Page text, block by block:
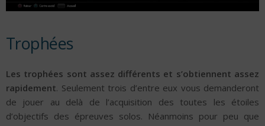
Trophées
Les trophées sont assez différents et s’obtiennent assez
rapidement. Seulement trois d’entre eux vous demanderont
de jouer au delà de l’acquisition des toutes les étoiles
d’objectifs des épreuves solos. Néanmoins pour peu que